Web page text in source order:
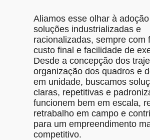
Aliamos esse olhar à
soluções industrializadas e
racionalizadas, sempre com
custo final e facilidade de
Desde a concepção dos
organização dos quadros e
em unidade, buscamos
claras, repetitivas e
funcionem bem em escala,
retrabalho em campo e
para um empreendimento
competitivo.